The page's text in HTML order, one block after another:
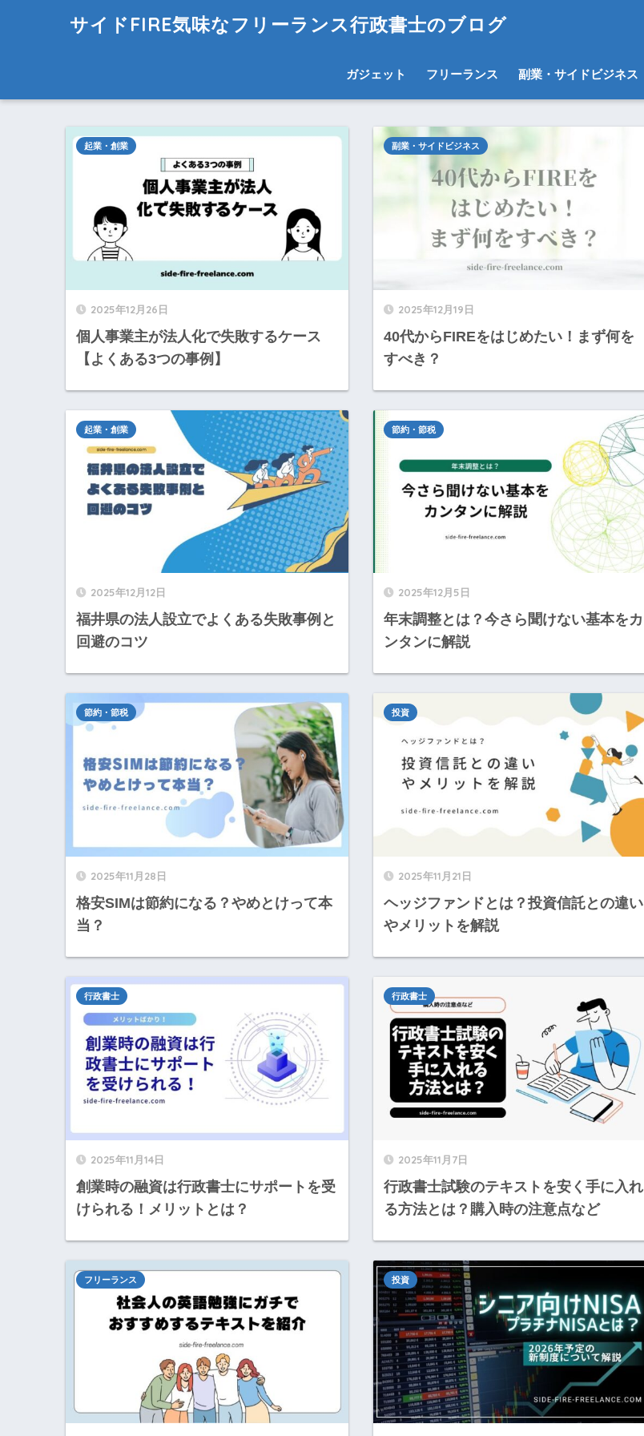
サイドFIRE気味なフリーランス行政書士のブログ
ガジェット フリーランス 副業・サイドビジネス
2025年12月26日
個人事業主が法人化で失敗するケース
【よくある3つの事例】
起業・創業
2025年12月19日
40代からFIREをはじめたい！まず何を
すべき？
副業・サイドビジネス
2025年12月12日
福井県の法人設立でよくある失敗事例と
回避のコツ
起業・創業
2025年12月5日
年末調整とは？今さら聞けない基本をカ
ンタンに解説
節約・節税
2025年11月28日
格安SIMは節約になる？やめとけって本
当？
節約・節税
2025年11月21日
ヘッジファンドとは？投資信託との違い
やメリットを解説
投資
2025年11月14日
創業時の融資は行政書士にサポートを受
けられる！メリットとは？
行政書士
2025年11月7日
行政書士試験のテキストを安く手に入れ
る方法とは？購入時の注意点など
行政書士
フリーランス 投資